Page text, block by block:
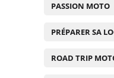
PASSION MOTO
PRÉPARER SA
ROAD TRIP